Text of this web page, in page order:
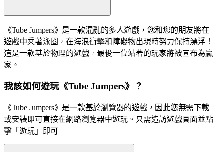
《Tube Jumpers》是一款混亂的多人遊戲，您和您的朋友將在
遊戲中乘著泳圈，在海浪衝擊和障礙物出現時努力保持漂浮！
這是一款基於物理的遊戲，最後一位站著的玩家將被宣布為贏
家。
我該如何遊玩《Tube Jumpers》？
《Tube Jumpers》是一款基於瀏覽器的遊戲，因此您無需下載
或安裝即可直接在網路瀏覽器中遊玩。只需造訪遊戲頁面並點
擊「遊玩」即可！